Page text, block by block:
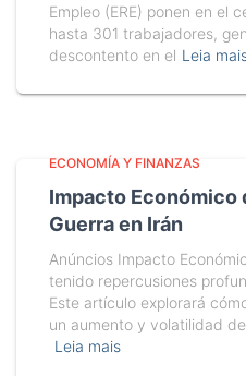
Empleo (ERE) ponen en el
hasta 301 trabajadores,
descontento en el Leia
ECONOMÍA Y FINANZAS
Impacto Económico
Guerra en Irán
Anúncios Impacto
tenido repercusiones
Este artículo explorará
un aumento y volatilidad
Leia mais